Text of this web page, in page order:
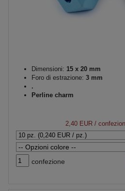
Dimensioni: 15 x 20 mm
Foro di estrazione: 3 mm
.
Perline charm
2,40 EUR/
confezione